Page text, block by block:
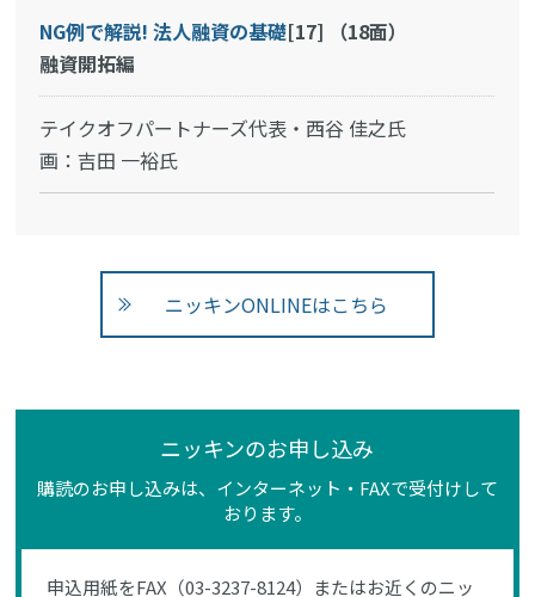
NG例で解説! 法人融資の基礎[17] （18面）
融資開拓編
テイクオフパートナーズ代表・西谷 佳之氏
画：吉田 一裕氏
ニッキンONLINEはこちら
ニッキンのお申し込み
購読のお申し込みは、インターネット・FAXで受付けして
おります。
申込用紙をFAX（03-3237-8124）またはお近くのニッ